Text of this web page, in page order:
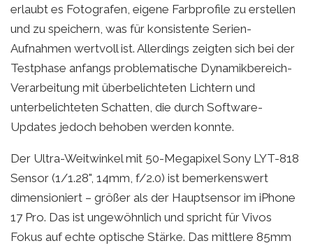
erlaubt es Fotografen, eigene Farbprofile zu erstellen
und zu speichern, was für konsistente Serien-
Aufnahmen wertvoll ist. Allerdings zeigten sich bei der
Testphase anfangs problematische Dynamikbereich-
Verarbeitung mit überbelichteten Lichtern und
unterbelichteten Schatten, die durch Software-
Updates jedoch behoben werden konnte.
Der Ultra-Weitwinkel mit 50-Megapixel Sony LYT-818
Sensor (1/1.28", 14mm, f/2.0) ist bemerkenswert
dimensioniert – größer als der Hauptsensor im iPhone
17 Pro. Das ist ungewöhnlich und spricht für Vivos
Fokus auf echte optische Stärke. Das mittlere 85mm